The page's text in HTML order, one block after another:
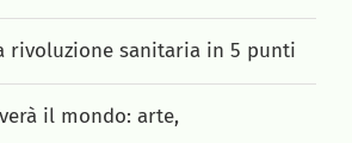
rivoluzione sanitaria in 5 punti
il mondo: arte,